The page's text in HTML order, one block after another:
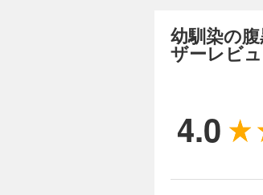
幼馴染の
ザーレビ
4.0